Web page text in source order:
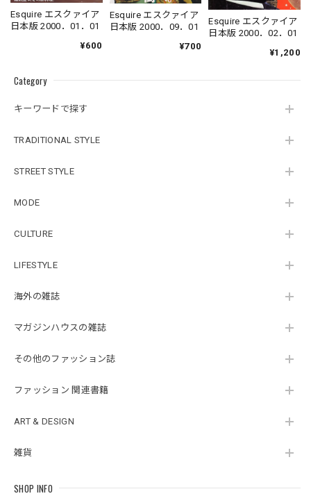
Category
キーワードで探す
TRADITIONAL STYLE
STREET STYLE
MODE
CULTURE
LIFESTYLE
海外の雑誌
マガジンハウスの雑誌
その他のファッション誌
ファッション 関連書籍
ART & DESIGN
雑貨
SHOP INFO
Esquire エスクァイア
日本版 2000．01．01
¥600
Esquire エスクァイア
日本版 2000．09．01
¥700
Esquire エスクァイア
日本版 2000．02．01
¥1,200